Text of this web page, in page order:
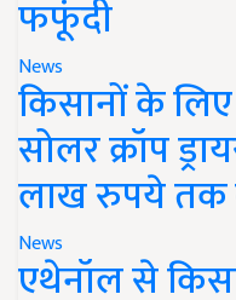
फफूंदी
News
किसानों के
सोलर क्रॉप
लाख रुपये तक
News
एथेनॉल से